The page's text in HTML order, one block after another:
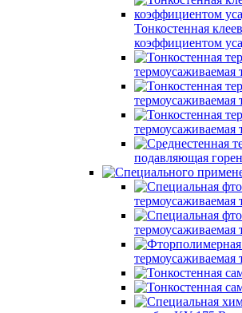
Тонкостенная
коэффициентом
подавляющая
термоусаживаемая
термоусаживаемая
термоусаживаемая